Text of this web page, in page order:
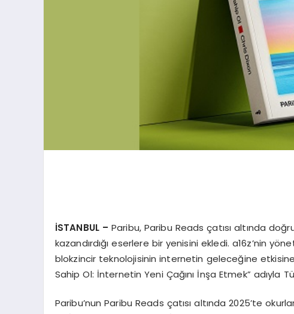
İSTANBUL – Paribu, Paribu Reads çatısı altında
kazandırdığı eserlere bir yenisini ekledi. a16z’nin
blokzincir teknolojisinin internetin geleceğine
Sahip Ol: İnternetin Yeni Çağını İnşa Etmek” adıyla
Paribu’nun Paribu Reads çatısı altında 2025’te